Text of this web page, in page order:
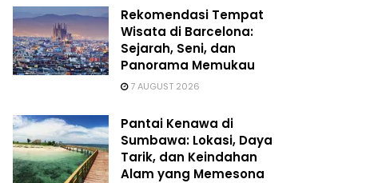
Rekomendasi Tempat
Wisata di Barcelona:
Sejarah, Seni, dan
Panorama Memukau
7 AUGUST 2026
Pantai Kenawa di
Sumbawa: Lokasi, Daya
Tarik, dan Keindahan
Alam yang Memesona